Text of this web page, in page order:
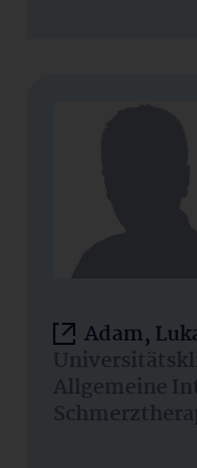
Adam,
Allgemeine